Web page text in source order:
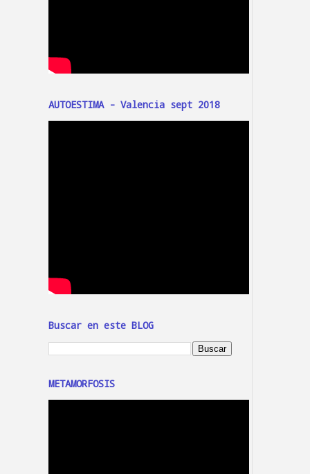
AUTOESTIMA - Valencia sept 2018
Buscar en este BLOG
METAMORFOSIS